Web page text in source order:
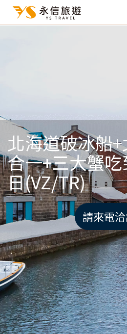
北海道破冰船
合一+三大蟹
日(VZ/TR)
請來電